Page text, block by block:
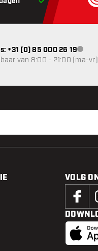
+31 (0) 85 000 26 19
van 8:00 - 21:00 (ma-vr)
VOLG